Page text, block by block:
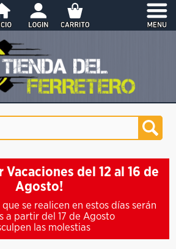
Vacaciones del 12 al 16 de
Agosto!
se realicen en estos días serán
a partir del 17 de Agosto
las molestias